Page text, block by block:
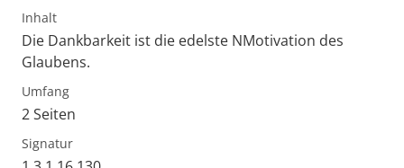
Inhalt
Die Dankbarkeit ist die edelste NMotivation des
Glaubens.
Umfang
2 Seiten
Signatur